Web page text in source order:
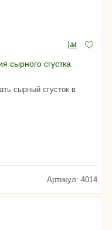
сырного сгустка
сырный сгусток в
Артикул: 4014